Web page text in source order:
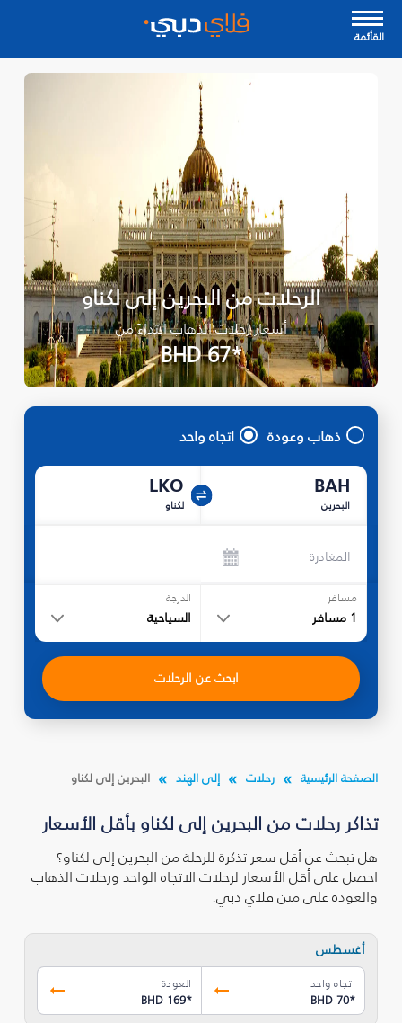
القأئمة
الرحلات من البحرين إلى لكناو
أسعار رحلات الذهاب ابتداءً من
*BHD 67
ذهاب وعودة اتجاه واحد
BAH
البحرين
LKO
لكناو
المغادرة
مسافر
1 مسافر
الدرجة
السياحية
ابحث عن الرحلات
الصفحة الرئيسية رحلات إلى الهند البحرين إلى لكناو
تذاكر رحلات من البحرين إلى لكناو بأقل الأسعار
هل تبحث عن أقل سعر تذكرة للرحلة من البحرين إلى لكناو؟
احصل على أقل الأسعار لرحلات الاتجاه الواحد ورحلات الذهاب
والعودة على متن فلاي دبي.
أغسطس
اتجاه واحد
BHD 70*
العودة
BHD 169*